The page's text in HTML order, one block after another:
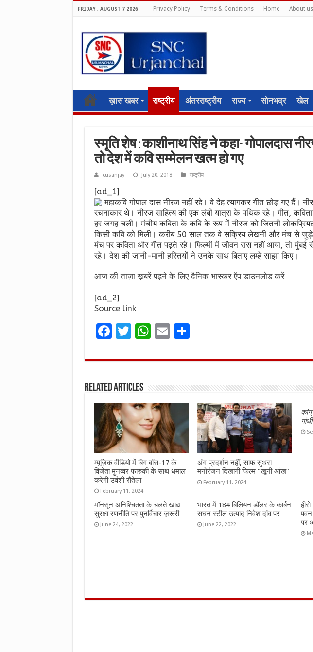
FRIDAY , AUGUST 7 2026 Privacy Policy Terms & Conditions Home About us
ख़ास खबर राष्ट्रीय अंतरराष्ट्रीय राज्य सोनभद्र खेल
स्मृति शेष : काशीनाथ सिंह ने कहा- गोपालदास
तो देश में कवि सम्मेलन खत्म हो गए
cusanjay July 20, 2018 राष्ट्रीय
[ad_1]
महाकवि गोपाल दास नीरज नहीं रहे। वे देह त्यागकर गीत छोड़ गए हैं।
रचनाकार थे। नीरज साहित्य की एक लंबी यात्रा के पथिक रहे। गीत,
हर जगह चली। मंचीय कविता के कवि के रूप में नीरज को जितनी
किसी कवि को मिली। करीब 50 साल तक वे सक्रिय लेखनी और मंच से
मंच पर कविता और गीत पढ़ते रहे। फिल्मों में जीवन रास नहीं आया, तो
रहे। देश की जानी-मानी हस्तियों ने उनके साथ बिताए लम्हे साझा किए।
आज की ताज़ा ख़बरें पढ़ने के लिए दैनिक भास्कर ऍप डाउनलोड करें
[ad_2]
Source link
F
ce
o
o
k
T
it
r
W
at
A
p
p
E
ai
S
ar
Related Articles
म्यूज़िक वीडियो में बिग बॉस-17 के
विजेता मुनव्वर फारुकी के साथ धमाल
करेगी उर्वशी रौतेला
February 11, 2024
अंग प्रदर्शन नहीं, साफ सुथरा
मनोरंजन दिखागी फिल्म “खूनी आंख”
February 11, 2024
मॉनसून अनिश्चितता के चलते खाद्य
सुरक्षा रणनीति पर पुनर्विचार ज़रूरी
June 24, 2022
भारत में 184 बिलियन डॉलर के कार्बन
सघन स्टील उत्पाद निवेश दांव पर
June 22, 2022
पर